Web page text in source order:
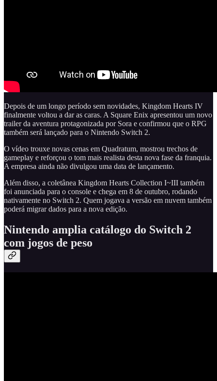
Depois de um longo período sem novidades, Kingdom Hearts IV
finalmente voltou a dar as caras. A Square Enix apresentou um novo
trailer da aventura protagonizada por Sora e confirmou que o RPG
também será lançado para o Nintendo Switch 2.
O vídeo trouxe novas cenas em Quadratum, mostrou trechos de
gameplay e reforçou o tom mais realista desta nova fase da franquia.
A empresa ainda não divulgou uma data de lançamento.
Além disso, a coletânea Kingdom Hearts Collection I~III também
foi anunciada para o console e chega em 8 de outubro, rodando
nativamente no Switch 2. Quem jogava a versão em nuvem também
poderá migrar dados para a nova edição.
Nintendo amplia catálogo do Switch 2
com jogos de peso